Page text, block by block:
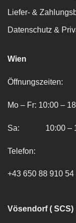
Liefer- &
Datenschutz &
Wien
Öffnungszeiten:
Mo – Fr: 10:00 –
Sa: 10:00 –
Telefon:
+43 650 88 910 54
Vösendorf ( SCS)